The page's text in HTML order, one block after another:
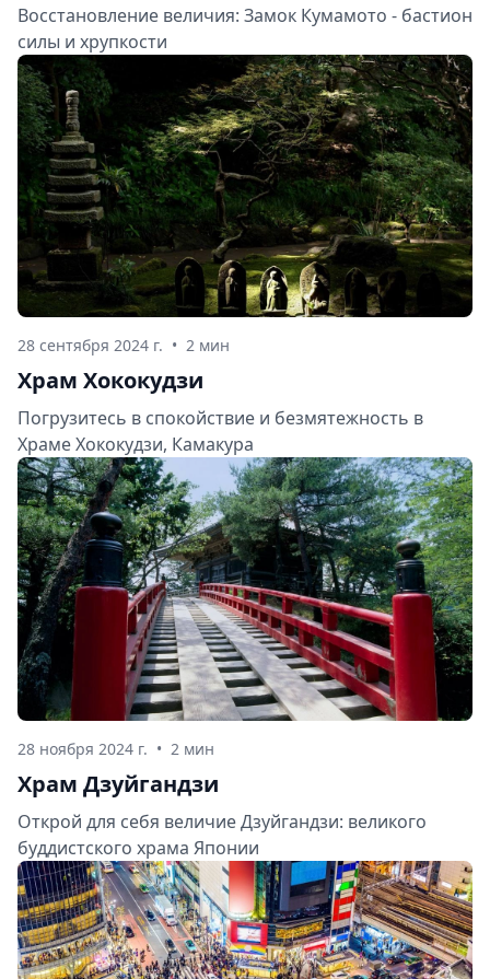
Восстановление величия: Замок Кумамото - бастион
силы и хрупкости
28 сентября 2024 г. • 2 мин
Храм Хококудзи
Погрузитесь в спокойствие и безмятежность в
Храме Хококудзи, Камакура
28 ноября 2024 г. • 2 мин
Храм Дзуйгандзи
Открой для себя величие Дзуйгандзи: великого
буддистского храма Японии